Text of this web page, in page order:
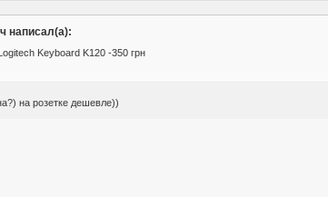
написал(а):
Keyboard K120 -350 грн
на розетке дешевле))